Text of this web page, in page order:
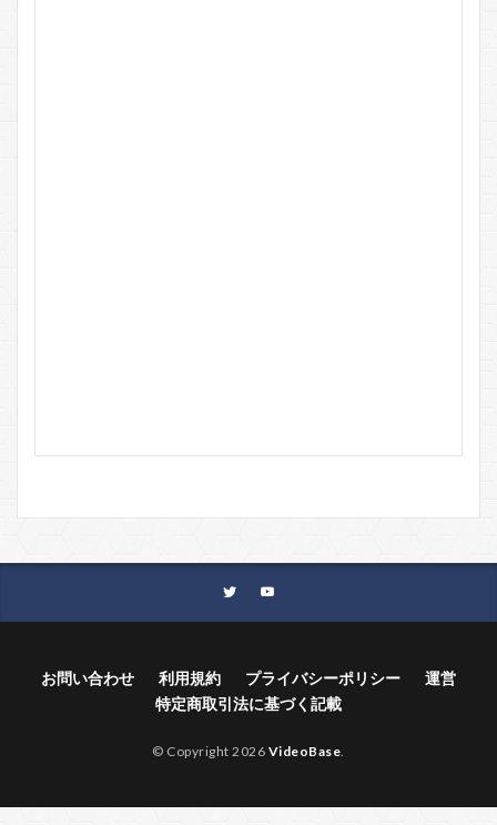
お問い合わせ 利用規約 プライバシーポリシー
運営
特定商取引法に基づく記載
© Copyright 2026 VideoBase.